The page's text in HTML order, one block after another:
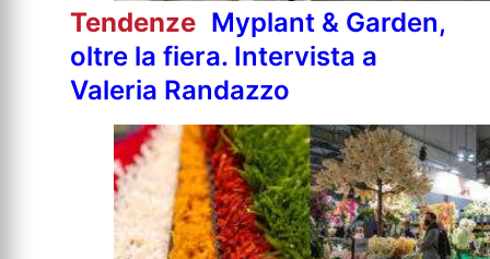
Tendenze Myplant & Garden,
oltre la fiera. Intervista a
Valeria Randazzo